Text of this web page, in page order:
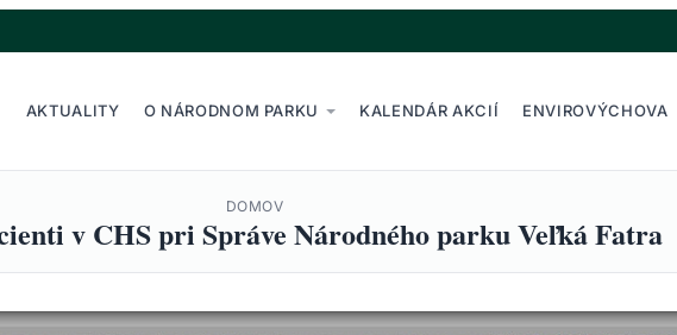
AKTUALITY O NÁRODNOM PARKU KALENDÁR AKCIÍ ENVIROVÝCHOVA
DOMOV
v CHS pri Správe Národného parku Veľká Fatra